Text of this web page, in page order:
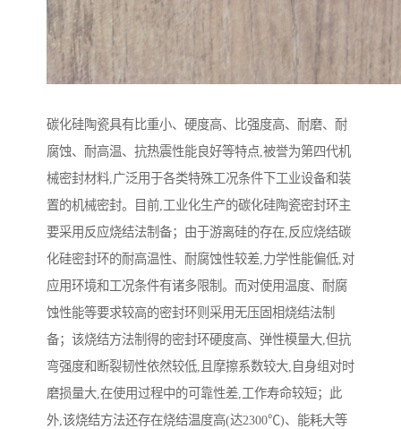
碳化硅陶瓷具有比重小、硬度高、比强度高、耐磨、耐
腐蚀、耐高温、抗热震性能良好等特点,被誉为第四代机
械密封材料,广泛用于各类特殊工况条件下工业设备和装
置的机械密封。目前,工业化生产的碳化硅陶瓷密封环主
要采用反应烧结法制备；由于游离硅的存在,反应烧结碳
化硅密封环的耐高温性、耐腐蚀性较差,力学性能偏低,对
应用环境和工况条件有诸多限制。而对使用温度、耐腐
蚀性能等要求较高的密封环则采用无压固相烧结法制
备；该烧结方法制得的密封环硬度高、弹性模量大,但抗
弯强度和断裂韧性依然较低,且摩擦系数较大,自身组对时
磨损量大,在使用过程中的可靠性差,工作寿命较短；此
外,该烧结方法还存在烧结温度高(达2300℃)、能耗大等